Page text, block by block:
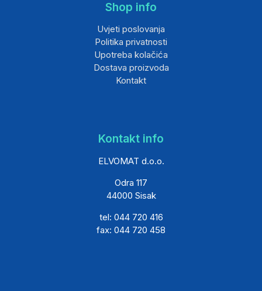
Shop info
Uvjeti poslovanja
Politika privatnosti
Upotreba kolačića
Dostava proizvoda
Kontakt
Kontakt info
ELVOMAT d.o.o.
Odra 117
44000 Sisak
tel: 044 720 416
fax: 044 720 458